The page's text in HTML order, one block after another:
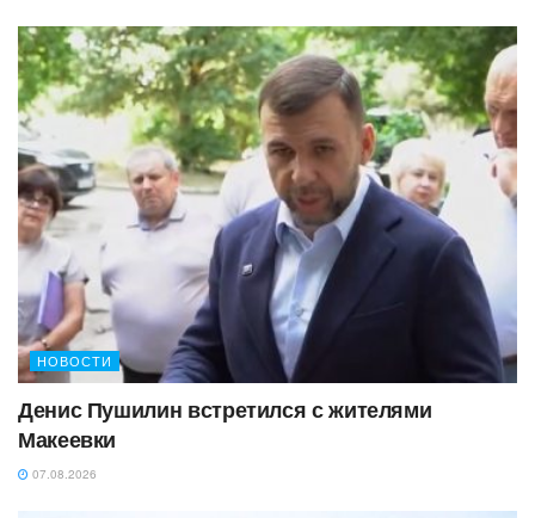
НОВОСТИ
Денис Пушилин встретился с жителями
Макеевки
07.08.2026